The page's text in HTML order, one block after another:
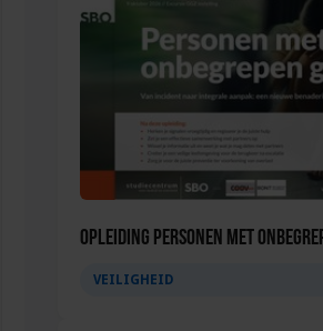
Opleiding Personen met
VEILIGHEID